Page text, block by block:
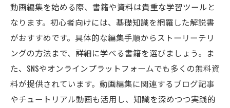
動画編集を始める際、書籍や資料は貴重な学習ツールと
なります。初心者向けには、基礎知識を網羅した解説書
がおすすめです。具体的な編集手順からストーリーテリ
ングの方法まで、詳細に学べる書籍を選びましょう。ま
た、SNSやオンラインプラットフォームでも多くの無料資
料が提供されています。動画編集に関連するブログ記事
やチュートリアル動画も活用し、知識を深めつつ実践的